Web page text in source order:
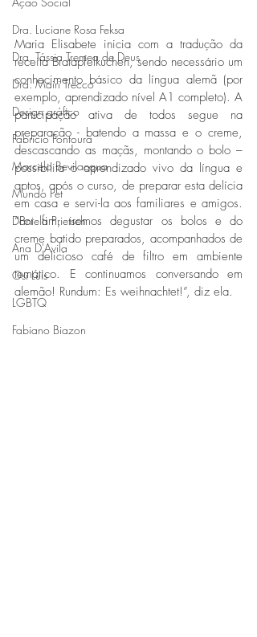
Dra. Luciane Rosa Feksa
Dra. Tássia Tremea de Deus
Dra. Mairi Trecco
Design gráfico
Fabrício Fontoura
Marcelo Bevilacqua
Mundo Pet
Daniela Prietsch
Ana D'Avila
Osi Luís
LGBTQ
Fabiano Biazon
Maria Elisabete inicia com a tradução da
receita Bratapfelkuchen, sendo necessário um
conhecimento básico da língua alemã (por
exemplo, aprendizado nível A1 completo). A
participação ativa de todos segue na
preparação - batendo a massa e o creme,
descascando as maçãs, montando o bolo –
possibilita o aprendizado vivo da língua e
aptos, após o curso, de preparar esta delícia
em casa e servi-la aos familiares e amigos.
“Por fim, iremos degustar os bolos e do
creme batido preparados, acompanhados de
um delicioso café de filtro em ambiente
temático. E continuamos conversando em
alemão! Rundum: Es weihnachtet!”, diz ela.